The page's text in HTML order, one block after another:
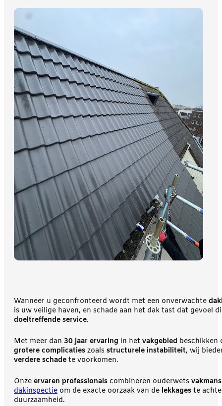
Wanneer u geconfronteerd wordt met een onverwachte
is uw veilige haven, en schade aan het dak tast dat gevoel
doeltreffende service.
Met meer dan 30 jaar ervaring in het vakgebied beschikken
grotere complicaties zoals structurele instabiliteit, wij
verdere schade te voorkomen.
Onze ervaren professionals combineren ouderwets
dakinspectie om de exacte oorzaak van de lekkages te
duurzaamheid.